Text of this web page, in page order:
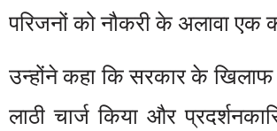
परिजनों को नौकरी के अलावा एक
उन्होंने कहा कि सरकार के खिलाफ
लाठी चार्ज किया और